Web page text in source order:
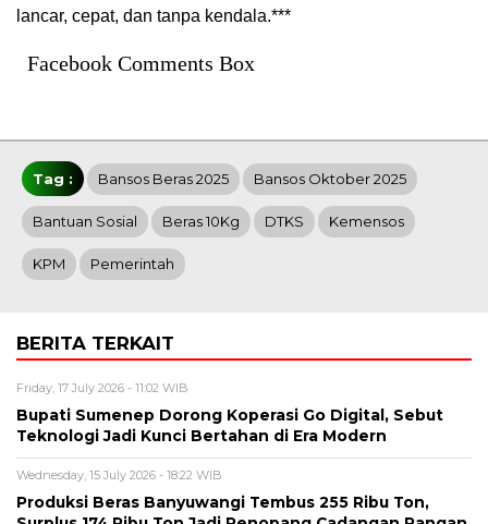
lancar, cepat, dan tanpa kendala.***
Facebook Comments Box
Tag : Bansos Beras 2025 Bansos Oktober 2025
Bantuan Sosial Beras 10Kg DTKS Kemensos
KPM Pemerintah
BERITA TERKAIT
Friday, 17 July 2026 - 11:02 WIB
Bupati Sumenep Dorong Koperasi Go Digital, Sebut
Teknologi Jadi Kunci Bertahan di Era Modern
Wednesday, 15 July 2026 - 18:22 WIB
Produksi Beras Banyuwangi Tembus 255 Ribu Ton,